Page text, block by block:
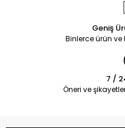
Geniş
Binlerce ürün
7 /
Öneri ve